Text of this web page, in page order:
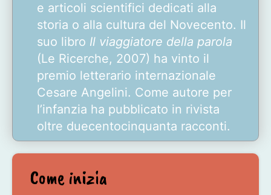
e articoli scientifici dedicati alla
storia o alla cultura del Novecento. Il
suo libro Il viaggiatore della parola
(Le Ricerche, 2007) ha vinto il
premio letterario internazionale
Cesare Angelini. Come autore per
l’infanzia ha pubblicato in rivista
oltre duecentocinquanta racconti.
Come inizia